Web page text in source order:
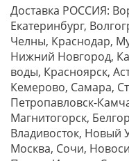
Доставка РОССИЯ:
Екатеринбург,
Челны, Краснодар,
Нижний Новгород,
воды, Красноярск,
Кемерово, Самара,
Петропавловск-
Магнитогорск,
Владивосток, Новый
Москва, Сочи,